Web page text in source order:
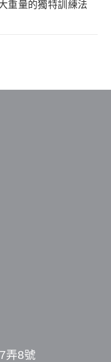
重量的獨特訓練法
弄8號